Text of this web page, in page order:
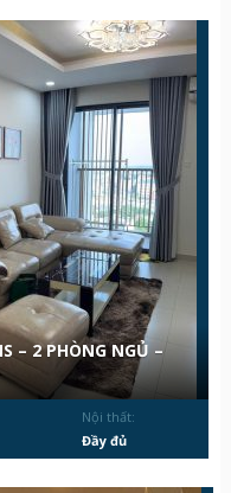
– 2 PHÒNG NGỦ –
Nội thất:
Đầy đủ